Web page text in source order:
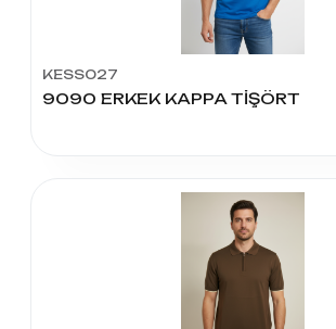
KESS027
9090 ERKEK KAPPA TİŞÖRT